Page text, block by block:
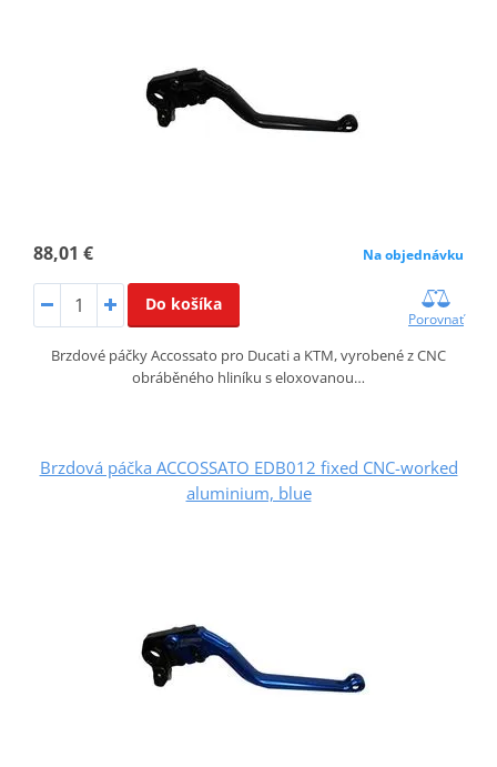
88,01 € Na objednávku
Do košíka
Porovnať
Brzdové páčky Accossato pro Ducati a KTM, vyrobené z CNC
obráběného hliníku s eloxovanou…
Brzdová páčka ACCOSSATO EDB012 fixed CNC-worked
aluminium, blue